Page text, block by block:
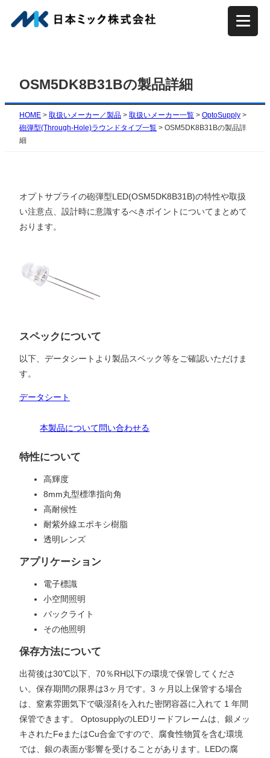
容
プ
OSM5DK8B31Bの製品詳細
HOME > 取扱いメーカー／製品 > 取扱いメーカー一覧 > OptoSupply >
砲弾型(Through-Hole)ラウンドタイプ一覧 > OSM5DK8B31Bの製品詳
細
オプトサプライの砲弾型LED(OSM5DK8B31B)の特性や取扱
い注意点、設計時に意識するべきポイントについてまとめて
おります。
スペックについて
以下、データシートより製品スペック等をご確認いただけま
す。
データシート
本製品について問い合わせる
特性について
高輝度
8mm丸型標準指向角
高耐候性
耐紫外線エポキシ樹脂
透明レンズ
アプリケーション
電子標識
小空間照明
バックライト
その他照明
保存方法について
出荷後は30℃以下、70％RH以下の環境で保管してくださ
い。保存期間の限界は3ヶ月です。3 ヶ月以上保管する場合
は、窒素雰囲気下で吸湿剤を入れた密閉容器に入れて 1 年間
保管できます。 OptosupplyのLEDリードフレームは、銀メッ
キされたFeまたはCu合金ですので、腐食性物質を含む環境
では、銀の表面が影響を受けることがあります。LEDの腐